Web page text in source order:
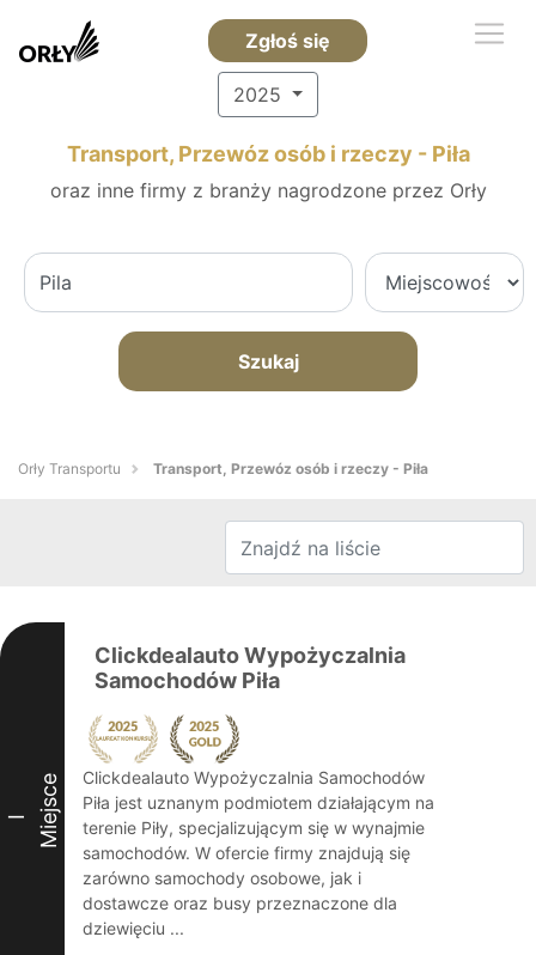
Zgłoś się
2025
Transport, Przewóz osób i rzeczy - Piła
oraz inne firmy z branży nagrodzone przez Orły
Szukaj
Orły Transportu Transport, Przewóz osób i rzeczy - Piła
I Miejsce
Clickdealauto Wypożyczalnia
Samochodów Piła
Clickdealauto Wypożyczalnia Samochodów
Piła jest uznanym podmiotem działającym na
terenie Piły, specjalizującym się w wynajmie
samochodów. W ofercie firmy znajdują się
zarówno samochody osobowe, jak i
dostawcze oraz busy przeznaczone dla
dziewięciu ...